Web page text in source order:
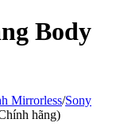
Body
Mirrorless/Sony
hãng)